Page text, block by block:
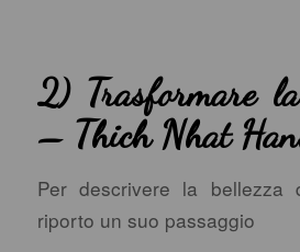
2) Trasformare
– Thich Nhat
Per descrivere la
riporto un suo passaggio